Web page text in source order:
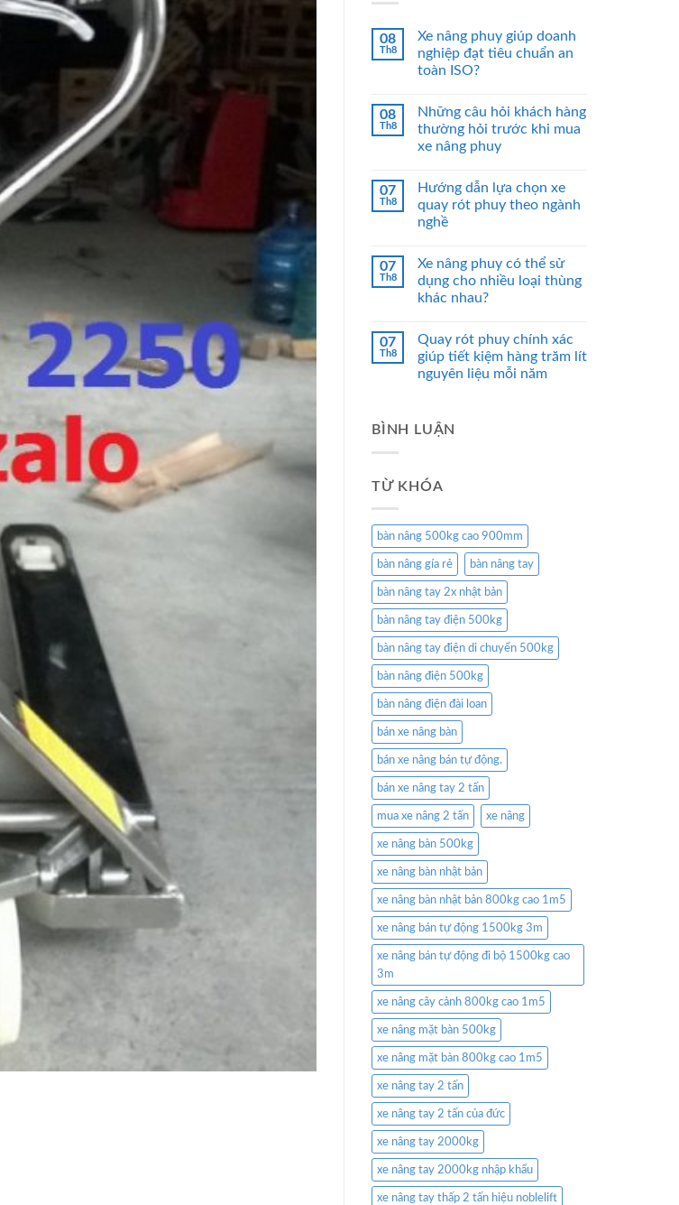
08
Th8
Xe nâng phuy giúp doanh
nghiệp đạt tiêu chuẩn an
toàn ISO?
08
Th8
Những câu hỏi khách hàng
thường hỏi trước khi mua
xe nâng phuy
07
Th8
Hướng dẫn lựa chọn xe
quay rót phuy theo ngành
nghề
07
Th8
Xe nâng phuy có thể sử
dụng cho nhiều loại thùng
khác nhau?
07
Th8
Quay rót phuy chính xác
giúp tiết kiệm hàng trăm lít
nguyên liệu mỗi năm
BÌNH LUẬN
TỪ KHÓA
bàn nâng 500kg cao 900mm
bàn nâng gía rẻ bàn nâng tay
bàn nâng tay 2x nhật bản
bàn nâng tay điện 500kg
bàn nâng tay điện di chuyển 500kg
bàn nâng điện 500kg
bàn nâng điện đài loan
bán xe nâng bàn
bán xe nâng bán tự động.
bán xe nâng tay 2 tấn
mua xe nâng 2 tấn xe nâng
xe nâng bàn 500kg
xe nâng bàn nhật bản
xe nâng bàn nhật bản 800kg cao 1m5
xe nâng bán tự động 1500kg 3m
xe nâng bán tự động đi bộ 1500kg cao
3m
xe nâng cây cảnh 800kg cao 1m5
xe nâng mặt bàn 500kg
xe nâng mặt bàn 800kg cao 1m5
xe nâng tay 2 tấn
xe nâng tay 2 tấn của đức
xe nâng tay 2000kg
xe nâng tay 2000kg nhập khẩu
xe nâng tay thấp 2 tấn hiệu noblelift